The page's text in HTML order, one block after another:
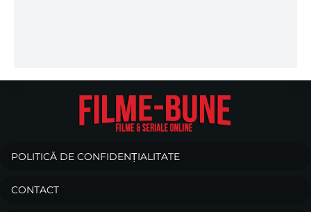
POLITICĂ DE CONFIDENȚIALITATE
CONTACT